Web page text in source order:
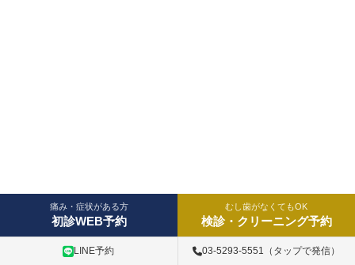
痛み・症状がある方
初診WEB予約
むし歯がなくてもOK
検診・クリーニング予約
LINE予約 03-5293-5551（タップで発信）